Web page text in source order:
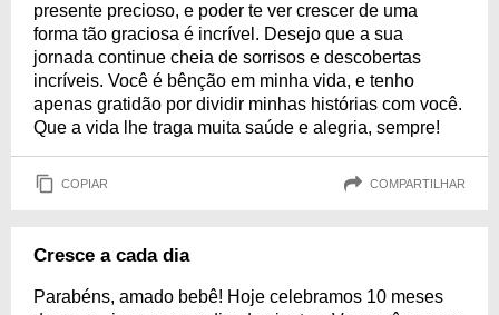
presente precioso, e poder te ver crescer de uma
forma tão graciosa é incrível. Desejo que a sua
jornada continue cheia de sorrisos e descobertas
incríveis. Você é bênção em minha vida, e tenho
apenas gratidão por dividir minhas histórias com você.
Que a vida lhe traga muita saúde e alegria, sempre!
COPIAR COMPARTILHAR
Cresce a cada dia
Parabéns, amado bebê! Hoje celebramos 10 meses